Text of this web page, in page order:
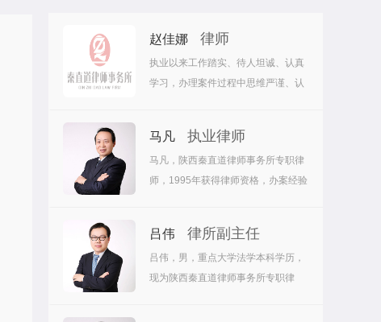
赵佳娜 律师
执业以来工作踏实、待人坦诚、认真
学习，办理案件过程中思维严谨、认
马凡 执业律师
马凡，陕西秦直道律师事务所专职律
师，1995年获得律师资格，办案经验
吕伟 律所副主任
吕伟，男，重点大学法学本科学历，
现为陕西秦直道律师事务所专职律